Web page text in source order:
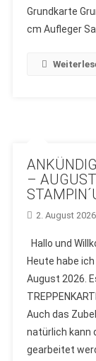
Grundkarte
cm Aufleger
–
2. August 2026
Hallo und
Heute habe
August 2026.
Auch das
natürlich kann
gearbeitet